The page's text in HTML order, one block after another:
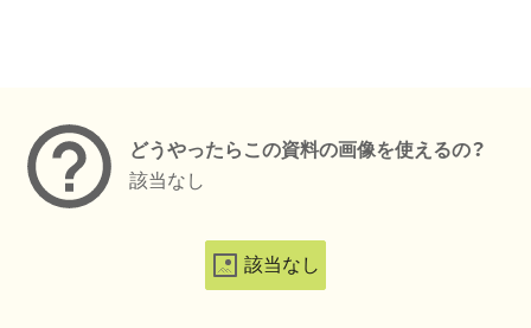
どうやったらこの資料の画像を使えるの？
該当なし
該当なし